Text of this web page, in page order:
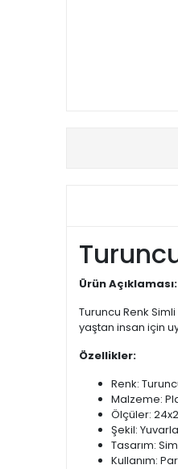
Ürün Açıklaması:
Turuncu Renk
yaştan insan için
Özellikler:
Renk:
Malzeme:
Ölçüler:
Şekil:
Tasarım:
Kullanım: